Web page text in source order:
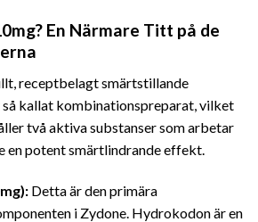
En Närmare Titt på de
receptbelagt smärtstillande
så kallat kombinationspreparat, vilket
två aktiva substanser som arbetar
en potent smärtlindrande effekt.
Detta är den primära
i Zydone. Hydrokodon är en